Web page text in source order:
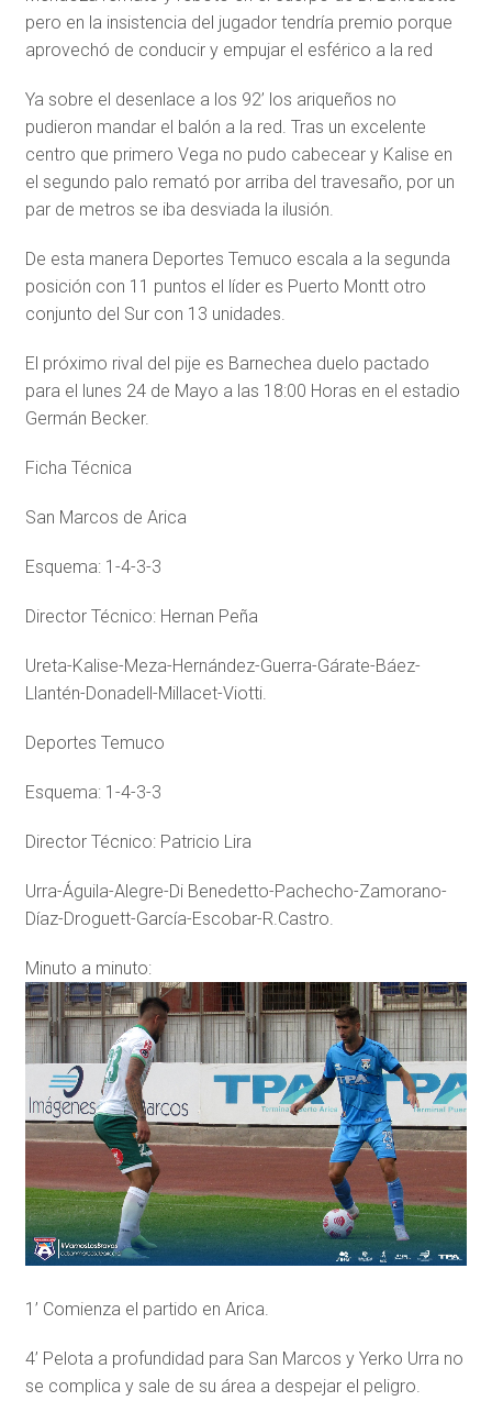
pero en la insistencia del jugador tendría premio porque
aprovechó de conducir y empujar el esférico a la red
Ya sobre el desenlace a los 92’ los ariqueños no
pudieron mandar el balón a la red. Tras un excelente
centro que primero Vega no pudo cabecear y Kalise en
el segundo palo remató por arriba del travesaño, por un
par de metros se iba desviada la ilusión.
De esta manera Deportes Temuco escala a la segunda
posición con 11 puntos el líder es Puerto Montt otro
conjunto del Sur con 13 unidades.
El próximo rival del pije es Barnechea duelo pactado
para el lunes 24 de Mayo a las 18:00 Horas en el estadio
Germán Becker.
Ficha Técnica
San Marcos de Arica
Esquema: 1-4-3-3
Director Técnico: Hernan Peña
Ureta-Kalise-Meza-Hernández-Guerra-Gárate-Báez-
Llantén-Donadell-Millacet-Viotti.
Deportes Temuco
Esquema: 1-4-3-3
Director Técnico: Patricio Lira
Urra-Águila-Alegre-Di Benedetto-Pachecho-Zamorano-
Díaz-Droguett-García-Escobar-R.Castro.
Minuto a minuto:
1’ Comienza el partido en Arica.
4’ Pelota a profundidad para San Marcos y Yerko Urra no
se complica y sale de su área a despejar el peligro.